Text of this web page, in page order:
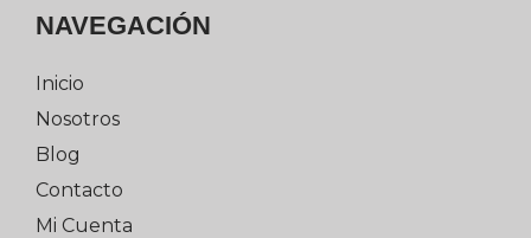
NAVEGACIÓN
Inicio
Nosotros
Blog
Contacto
Mi Cuenta